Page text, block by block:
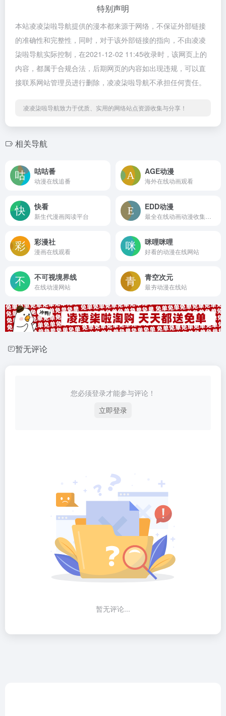
特别声明
本站凌凌柒啦导航提供的漫本都来源于网络，不保证外部链接
的准确性和完整性，同时，对于该外部链接的指向，不由凌凌
柒啦导航实际控制，在2021-12-02 11:45收录时，该网页上的
内容，都属于合规合法，后期网页的内容如出现违规，可以直
接联系网站管理员进行删除，凌凌柒啦导航不承担任何责任。
凌凌柒啦导航致力于优质、实用的网络站点资源收集与分享！
相关导航
咕咕番
动漫在线追番
AGE动漫
海外在线动画观看
快看
新生代漫画阅读平台
EDD动漫
彩漫社
漫画在线观看
咪哩咪哩
好看的动漫在线网站
不可视境界线
在线动漫网站
青空次元
最夯动漫在线站
暂无评论
您必须登录才能参与评论！
立即登录
暂无评论...